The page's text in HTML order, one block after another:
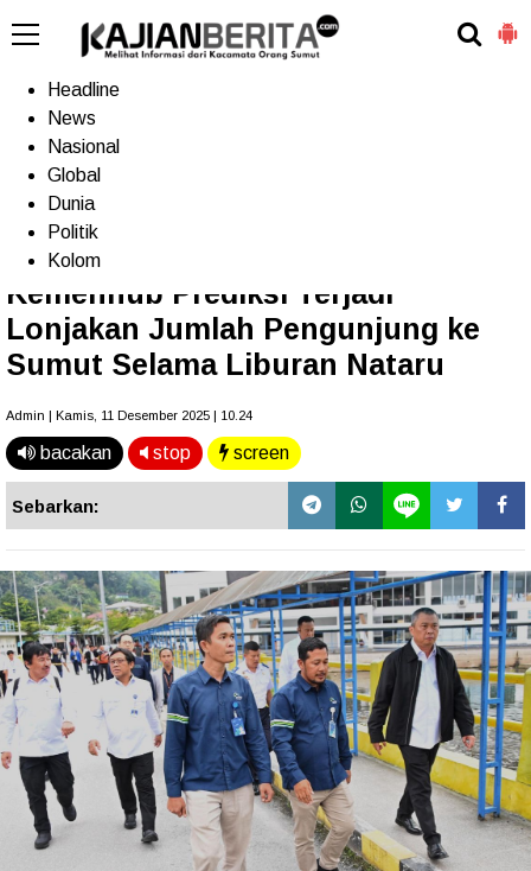
Home
Headline
News
Nasional
Global
Dunia
Politik
Kolom
Terkini
Kemenhub Prediksi Terjadi
Lonjakan Jumlah Pengunjung ke
Sumut Selama Liburan Nataru
Admin | Kamis, 11 Desember 2025 | 10.24
bacakan stop screen
Sebarkan: